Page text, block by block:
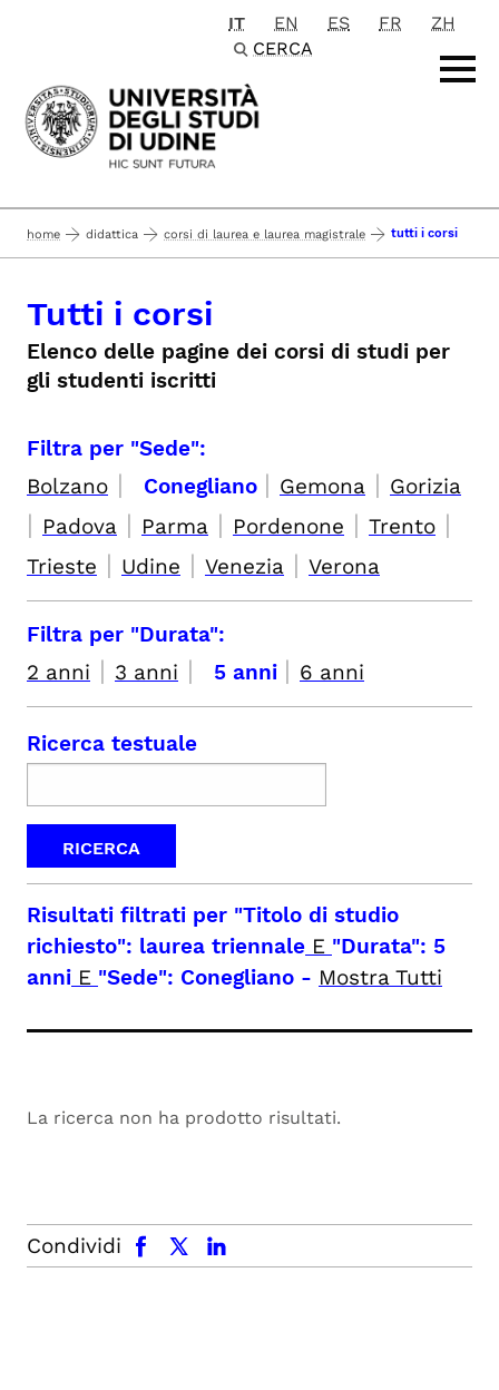
Passa al contenuto principale
IT EN ES FR
ZH
CERCA
home didattica corsi di laurea e laurea magistrale tutti i corsi
Tutti i corsi
Elenco delle pagine dei corsi di studi per
gli studenti iscritti
Filtra per "Sede":
Bolzano | Conegliano | Gemona | Gorizia
| Padova | Parma | Pordenone | Trento |
Trieste | Udine | Venezia | Verona
Filtra per "Durata":
2 anni | 3 anni | 5 anni | 6 anni
Ricerca testuale
Risultati filtrati per "Titolo di studio
richiesto": laurea triennale E "Durata": 5
anni E "Sede": Conegliano - Mostra Tutti
La ricerca non ha prodotto risultati.
Condividi
facebook x.com linkedin